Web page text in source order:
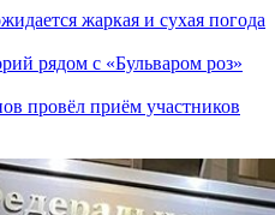
жаркая и сухая погода
рядом с «Бульваром роз»
провёл приём участников